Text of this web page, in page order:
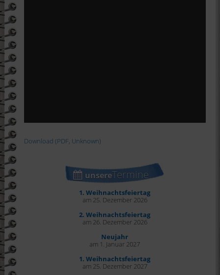
Download (PDF, Unknown)
unsereTermine
1. Weihnachtsfeiertag
am 25. Dezember 2026
2. Weihnachtsfeiertag
am 26. Dezember 2026
Neujahr
am 1. Januar 2027
1. Weihnachtsfeiertag
am 25. Dezember 2027